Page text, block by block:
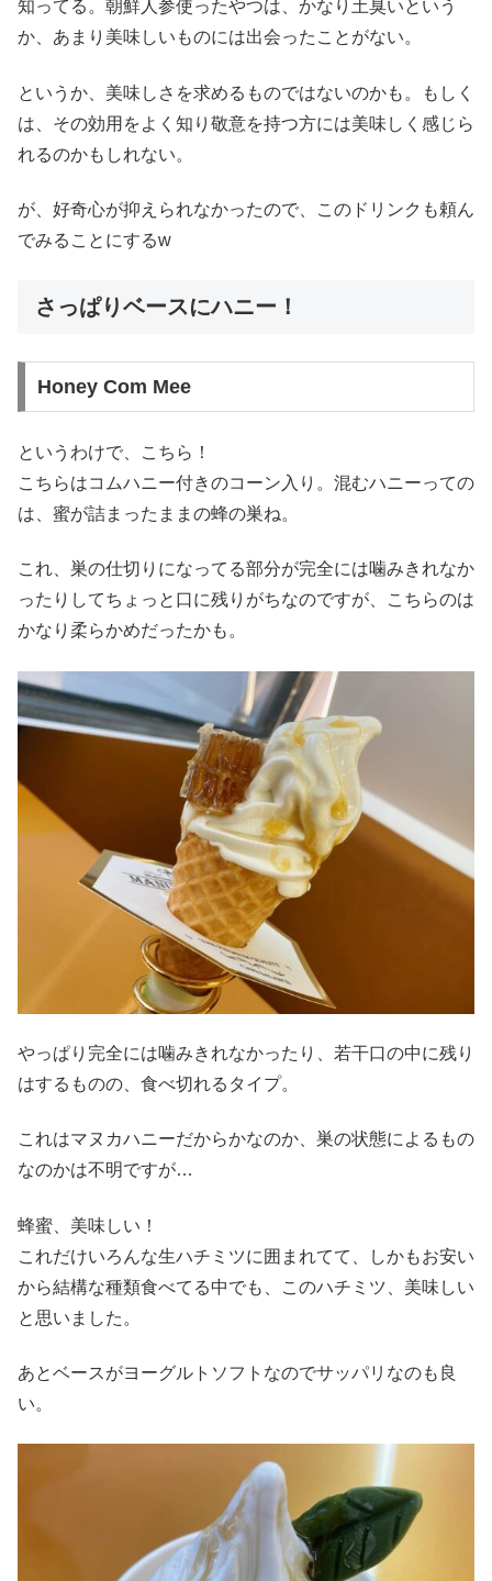
知ってる。朝鮮人参使ったやつは、かなり土臭いという
か、あまり美味しいものには出会ったことがない。
というか、美味しさを求めるものではないのかも。もしく
は、その効用をよく知り敬意を持つ方には美味しく感じら
れるのかもしれない。
が、好奇心が抑えられなかったので、このドリンクも頼ん
でみることにするw
さっぱりベースにハニー！
Honey Com Mee
というわけで、こちら！
こちらはコムハニー付きのコーン入り。混むハニーっての
は、蜜が詰まったままの蜂の巣ね。
これ、巣の仕切りになってる部分が完全には噛みきれなか
ったりしてちょっと口に残りがちなのですが、こちらのは
かなり柔らかめだったかも。
やっぱり完全には噛みきれなかったり、若干口の中に残り
はするものの、食べ切れるタイプ。
これはマヌカハニーだからかなのか、巣の状態によるもの
なのかは不明ですが…
蜂蜜、美味しい！
これだけいろんな生ハチミツに囲まれてて、しかもお安い
から結構な種類食べてる中でも、このハチミツ、美味しい
と思いました。
あとベースがヨーグルトソフトなのでサッパリなのも良
い。